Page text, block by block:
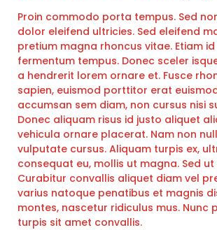
Proin commodo porta tempus. Sed
dolor eleifend ultricies. Sed eleifend
pretium magna rhoncus vitae. Etiam
fermentum tempus. Donec sceler
a hendrerit lorem ornare et. Fusce
sapien, euismod porttitor erat
accumsan sem diam, non cursus nisi
Donec aliquam risus id justo aliquet
vehicula ornare placerat. Nam non
vulputate cursus. Aliquam turpis ex,
consequat eu, mollis ut magna. Sed
Curabitur convallis aliquet diam vel
varius natoque penatibus et magnis
montes, nascetur ridiculus mus. Nunc
turpis sit amet convallis.